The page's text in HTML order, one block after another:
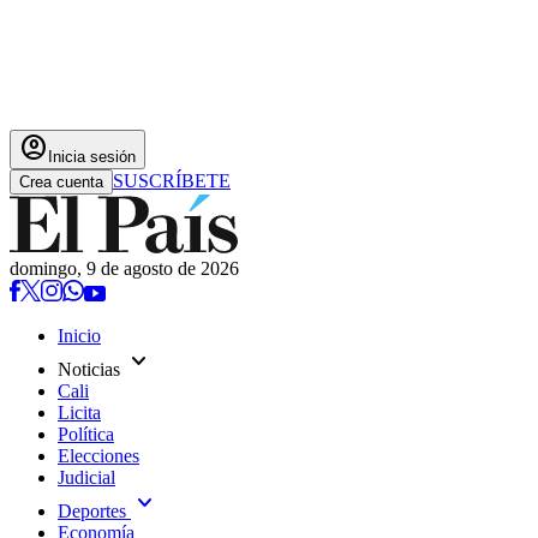
account_circle Inicia sesión
Crea cuenta SUSCRÍBETE
domingo, 9 de agosto de 2026
Inicio
Noticias expand_more
Cali
Licita
Política
Elecciones
Judicial
Deportes expand_more
Economía